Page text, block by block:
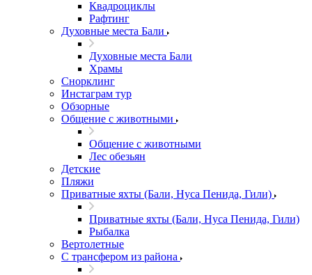
Квадроциклы
Рафтинг
Духовные места Бали
Духовные места Бали
Храмы
Снорклинг
Инстаграм тур
Обзорные
Общение с животными
Общение с животными
Лес обезьян
Детские
Пляжи
Приватные яхты (Бали, Нуса Пенида, Гили)
Приватные яхты (Бали, Нуса Пенида, Гили)
Рыбалка
Вертолетные
С трансфером из района